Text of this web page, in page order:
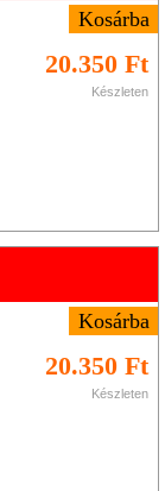
20.350 Ft
Készleten
20.350 Ft
Készleten